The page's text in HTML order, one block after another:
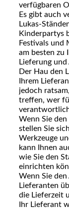
verfügbaren
Es gibt auch
Lukas-
Kinderpartys
Festivals und
am besten zu
Lieferung
Der Hau den
Ihrem
jedoch
treffen, wer
Wenn Sie
stellen Sie
Werkzeuge
kann Ihnen
wie Sie den
einrichten
Wenn Sie
Lieferanten
die Lieferzeit
Ihr Lieferant